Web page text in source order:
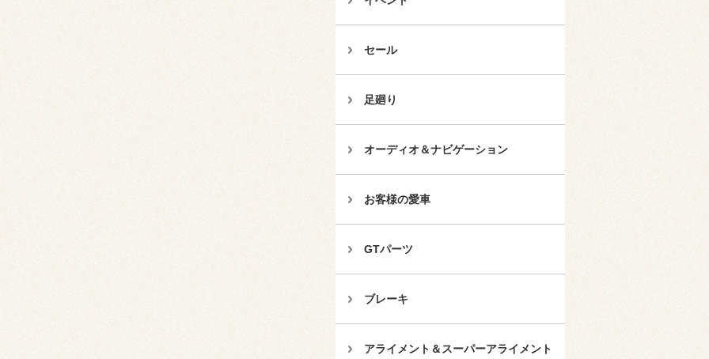
セール
足廻り
オーディオ＆ナビゲーション
お客様の愛車
GTパーツ
ブレーキ
アライメント＆スーパーアライメント